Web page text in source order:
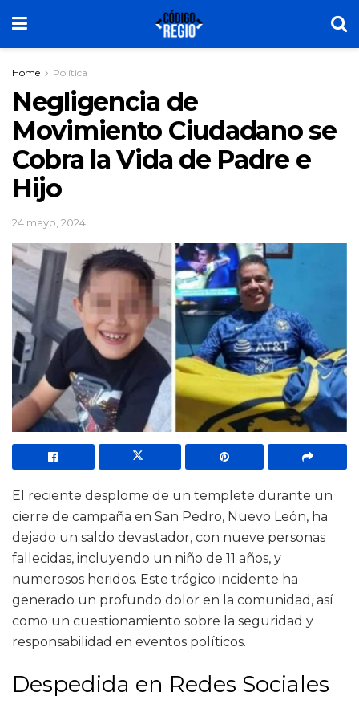
Home Política
Negligencia de
Movimiento Ciudadano se
Cobra la Vida de Padre e
Hijo
24 mayo, 2024
El reciente desplome de un templete durante un
cierre de campaña en San Pedro, Nuevo León, ha
dejado un saldo devastador, con nueve personas
fallecidas, incluyendo un niño de 11 años, y
numerosos heridos. Este trágico incidente ha
generado un profundo dolor en la comunidad, así
como un cuestionamiento sobre la seguridad y
responsabilidad en eventos políticos.
Despedida en Redes Sociales